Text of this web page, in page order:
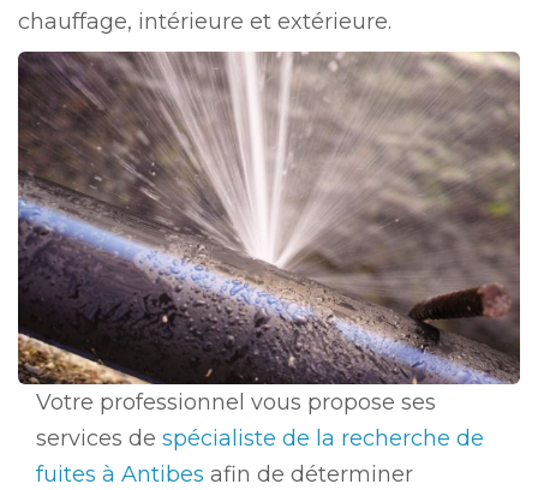
chauffage, intérieure et extérieure.
Votre professionnel vous propose ses
services de spécialiste de la recherche de
fuites à Antibes afin de déterminer